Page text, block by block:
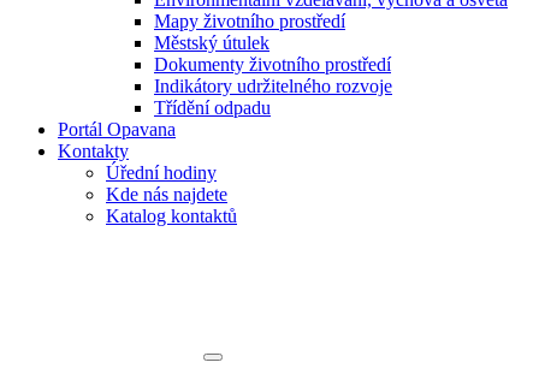
Mapy životního prostředí
Městský útulek
Dokumenty životního prostředí
Indikátory udržitelného rozvoje
Třídění odpadu
Portál Opavana
Kontakty
Úřední hodiny
Kde nás najdete
Katalog kontaktů